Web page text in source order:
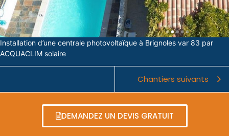
Installation d’une centrale photovoltaïque à Brignoles var 83 par
ACQUACLIM solaire
Chantiers suivants
DEMANDEZ UN DEVIS GRATUIT